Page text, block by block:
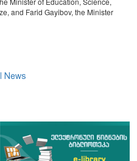
and Farid Gayibov, the Minister
News